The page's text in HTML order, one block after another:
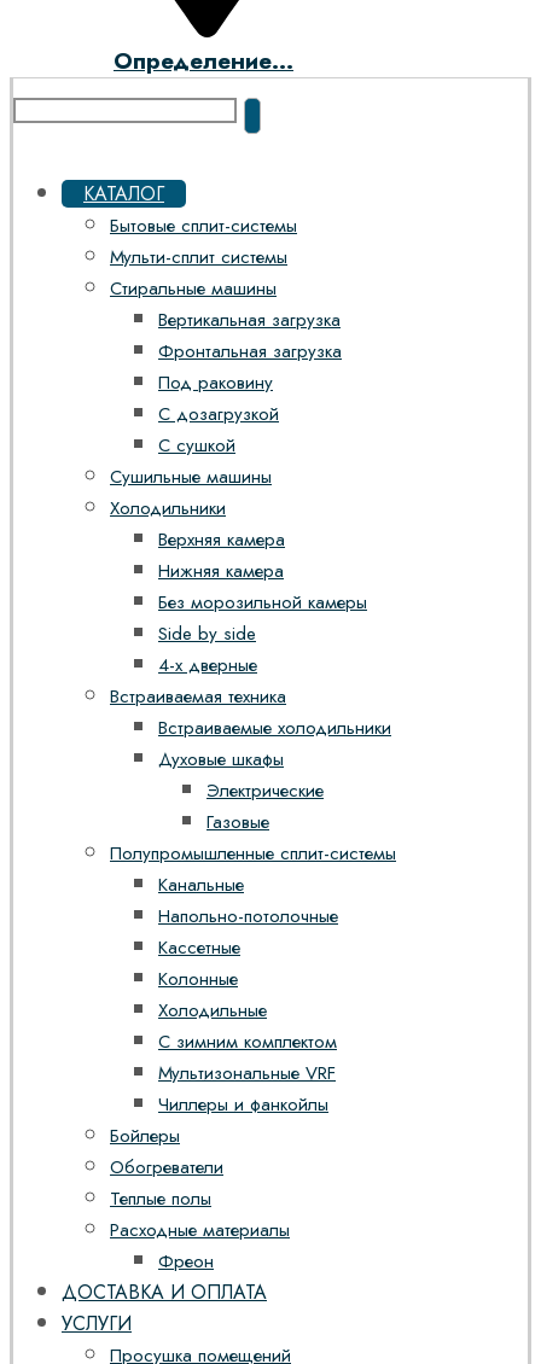
Определение...
КАТАЛОГ
Бытовые сплит-системы
Мульти-сплит системы
Стиральные машины
Вертикальная загрузка
Фронтальная загрузка
Под раковину
С дозагрузкой
С сушкой
Сушильные машины
Холодильники
Верхняя камера
Нижняя камера
Без морозильной камеры
Side by side
4-х дверные
Встраиваемая техника
Встраиваемые холодильники
Духовые шкафы
Электрические
Газовые
Полупромышленные сплит-системы
Канальные
Напольно-потолочные
Кассетные
Колонные
Холодильные
С зимним комплектом
Мультизональные VRF
Чиллеры и фанкойлы
Бойлеры
Обогреватели
Теплые полы
Расходные материалы
Фреон
ДОСТАВКА И ОПЛАТА
УСЛУГИ
Просушка помещений